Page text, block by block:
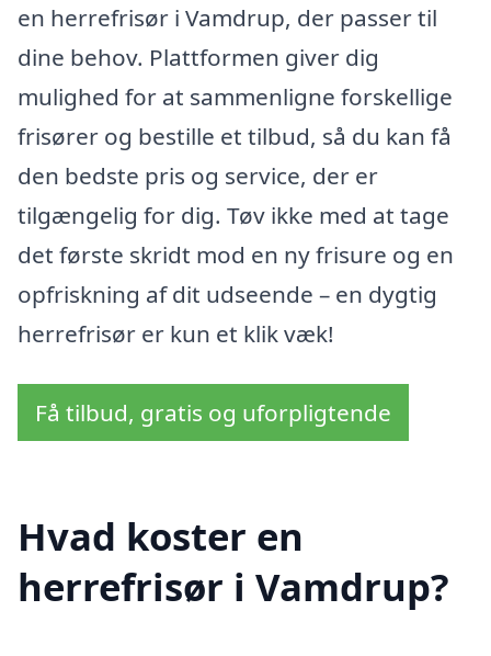
en herrefrisør i Vamdrup, der passer til
dine behov. Plattformen giver dig
mulighed for at sammenligne forskellige
frisører og bestille et tilbud, så du kan få
den bedste pris og service, der er
tilgængelig for dig. Tøv ikke med at tage
det første skridt mod en ny frisure og en
opfriskning af dit udseende – en dygtig
herrefrisør er kun et klik væk!
Få tilbud, gratis og uforpligtende
Hvad koster en
herrefrisør i Vamdrup?